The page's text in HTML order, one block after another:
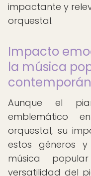
impactante y
orquestal.
Impacto
la música
Aunque el
emblemático
orquestal, su
estos géneros
música
versatilidad del